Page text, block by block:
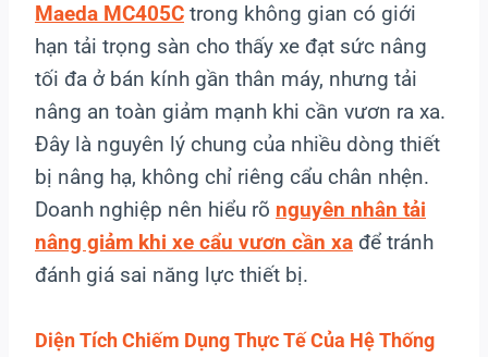
Maeda MC405C trong không gian có giới
hạn tải trọng sàn cho thấy xe đạt sức nâng
tối đa ở bán kính gần thân máy, nhưng tải
nâng an toàn giảm mạnh khi cần vươn ra xa.
Đây là nguyên lý chung của nhiều dòng thiết
bị nâng hạ, không chỉ riêng cẩu chân nhện.
Doanh nghiệp nên hiểu rõ nguyên nhân tải
nâng giảm khi xe cẩu vươn cần xa để tránh
đánh giá sai năng lực thiết bị.
Diện Tích Chiếm Dụng Thực Tế Của Hệ Thống